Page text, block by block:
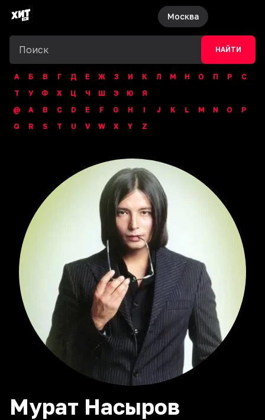
Москва
НАЙТИ
А Б В Г Д Е Ж З И К Л М Н О П Р
С
Т
У Ф Х Ц Ч Ш Э Ю
Я
@
A B C D E F G H I J K L M N O
P
Q
R S T U V W X Y Z
Мурат Насыров